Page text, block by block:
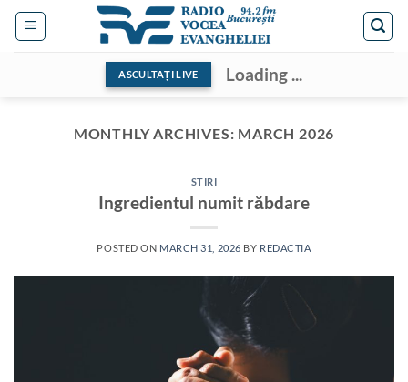
Skip
ASCULTAȚI LIVE Loading ...
MONTHLY ARCHIVES: MARCH 2026
STIRI
Ingredientul numit răbdare
POSTED ON MARCH 31, 2026 BY REDACTIA